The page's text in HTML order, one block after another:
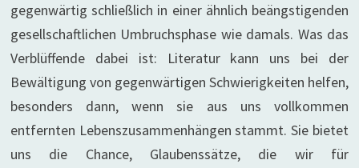
gegenwärtig schließlich in einer ähnlich beängstigenden
gesellschaftlichen Umbruchsphase wie damals. Was das
Verblüffende dabei ist: Literatur kann uns bei der
Bewältigung von gegenwärtigen Schwierigkeiten helfen,
besonders dann, wenn sie aus uns vollkommen
entfernten Lebenszusammenhängen stammt. Sie bietet
uns die Chance, Glaubenssätze, die wir für